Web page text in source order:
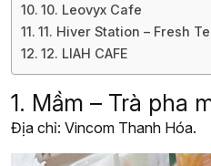
10. Leovyx Cafe
11. Hiver Station – Fresh
12. LIAH CAFE
1. Mầm – Trà pha
Địa chỉ: Vincom Thanh Hóa.